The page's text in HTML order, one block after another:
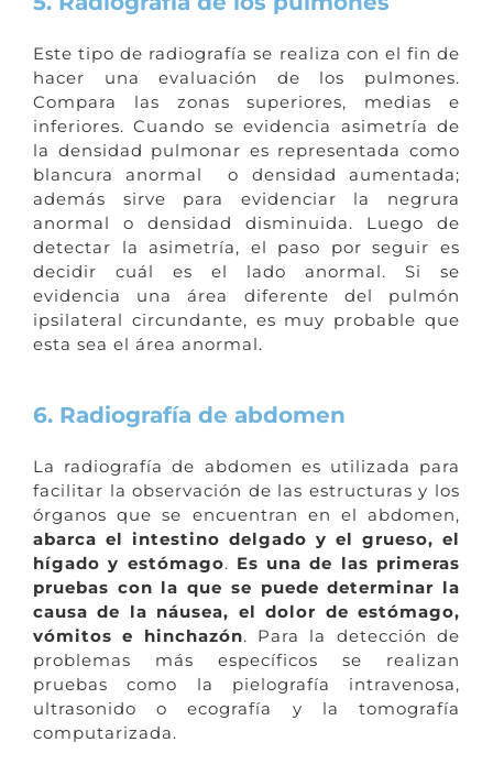
Este tipo de radiografía se realiza con el fin de
hacer una evaluación de los pulmones.
Compara las zonas superiores, medias e
inferiores. Cuando se evidencia asimetría de
la densidad pulmonar es representada como
blancura anormal o densidad aumentada;
además sirve para evidenciar la negrura
anormal o densidad disminuida. Luego de
detectar la asimetría, el paso por seguir es
decidir cuál es el lado anormal. Si se
evidencia una área diferente del pulmón
ipsilateral circundante, es muy probable que
esta sea el área anormal.
6. Radiografía de abdomen
La radiografía de abdomen es utilizada para
facilitar la observación de las estructuras y los
órganos que se encuentran en el abdomen,
abarca el intestino delgado y el grueso, el
hígado y estómago. Es una de las primeras
pruebas con la que se puede determinar la
causa de la náusea, el dolor de estómago,
vómitos e hinchazón. Para la detección de
problemas más específicos se realizan
pruebas como la pielografía intravenosa,
ultrasonido o ecografía y la tomografía
computarizada.